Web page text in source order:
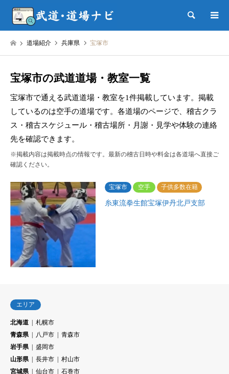
検索
道場紹介 兵庫県 宝塚市
宝塚市の武道道場・教室一覧
宝塚市で通える武道道場・教室を1件掲載しています。掲載
しているのは空手の道場です。各道場のページで、稽古クラ
ス・稽古スケジュール・稽古場所・月謝・見学や体験の連絡
先を確認できます。
※掲載内容は掲載時点の情報です。最新の稽古日時や料金は各道場へ直接ご
確認ください。
宝塚市 空手 子供多数在籍
糸東流拳生館宝塚伊丹北戸支部
エリア
北海道
札幌市
青森県
八戸市
青森市
岩手県
盛岡市
山形県
長井市
村山市
宮城県
仙台市
石巻市